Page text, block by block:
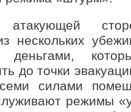
нескольких
до точки
силами
режимы